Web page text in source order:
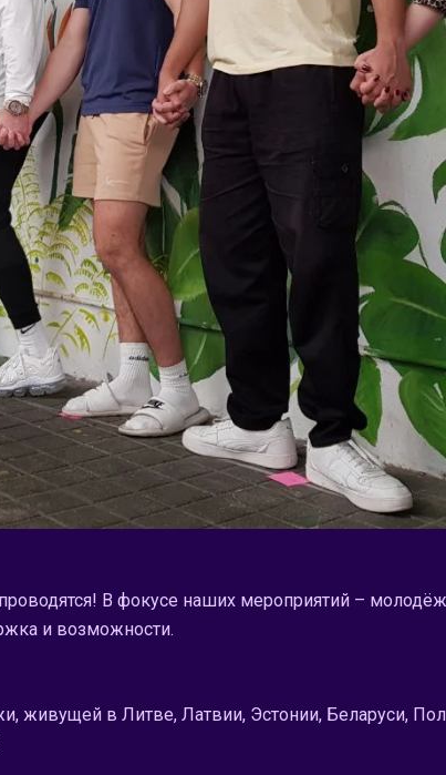
В фокусе наших мероприятий –
и возможности.
живущей в Литве, Латвии, Эстонии, Беларуси,